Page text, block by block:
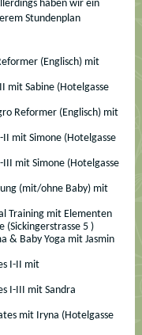
haben wir ein
Stundenplan
(Englisch) mit
mit Sabine (Hotelgasse
Reformer (Englisch) mit
mit Simone (Hotelgasse
mit Simone (Hotelgasse
(mit/ohne Baby) mit
Training mit Elementen
5 )
& Baby Yoga mit Jasmin
I-II mit
I-III mit Sandra
mit Iryna (Hotelgasse